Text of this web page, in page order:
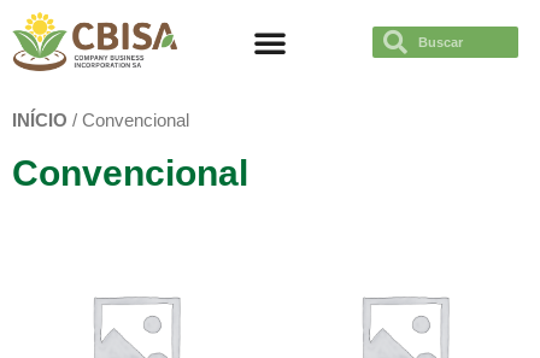
INÍCIO / Convencional
Convencional